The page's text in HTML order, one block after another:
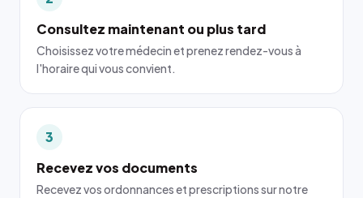
Consultez maintenant ou plus tard
Choisissez votre médecin et prenez rendez-vous à
l'horaire qui vous convient.
3
Recevez vos documents
Recevez vos ordonnances et prescriptions sur notre